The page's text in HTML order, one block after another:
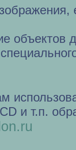
объектов
и т.п.